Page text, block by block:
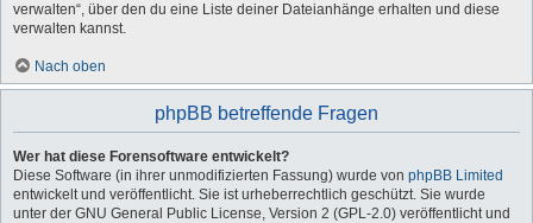
verwalten“, über den du eine Liste deiner Dateianhänge erhalten und diese
verwalten kannst.
Nach oben
phpBB betreffende Fragen
Wer hat diese Forensoftware entwickelt?
Diese Software (in ihrer unmodifizierten Fassung) wurde von phpBB Limited
entwickelt und veröffentlicht. Sie ist urheberrechtlich geschützt. Sie wurde
unter der GNU General Public License, Version 2 (GPL-2.0) veröffentlicht und